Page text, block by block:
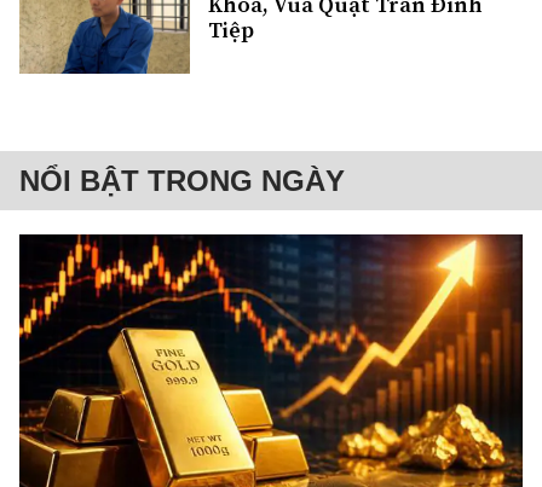
Tiệp
NỔI BẬT TRONG NGÀY